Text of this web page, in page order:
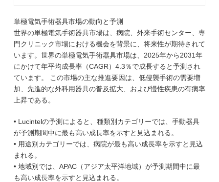
単極電気手術器具市場の動向と予測
世界の単極電気手術器具市場は、病院、外来手術センター、専
門クリニック市場における機会を背景に、将来性が期待されて
います。世界の単極電気手術器具市場は、2025年から2031年
にかけて年平均成長率（CAGR）4.3％で成長すると予測され
ています。 この市場の主な推進要因は、低侵襲手術の需要増
加、先進的な外科用器具の普及拡大、および慢性疾患の有病率
上昇である。
• Lucintelの予測によると、種類別カテゴリーでは、手動器具
が予測期間中に最も高い成長率を示すと見込まれる。
• 用途別カテゴリーでは、病院が最も高い成長率を示すと見込
まれる。
• 地域別では、APAC（アジア太平洋地域）が予測期間中に最
も高い成長率を示すと見込まれる。